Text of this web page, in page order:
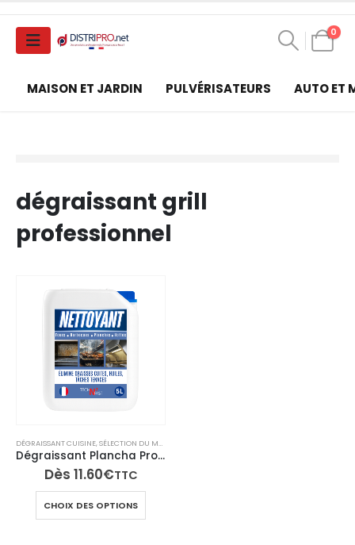
0
MAISON ET JARDIN PULVÉRISATEURS AUTO ET
dégraissant grill
professionnel
DÉGRAISSANT CUISINE,SÉLECTION DU MOMENT
Dégraissant Plancha Professionnel Gélifié – Four, BBQ, Hotte – Ultra Puissant 5L et 500ml
Dès 11.60€TTC
CHOIX DES OPTIONS
produit